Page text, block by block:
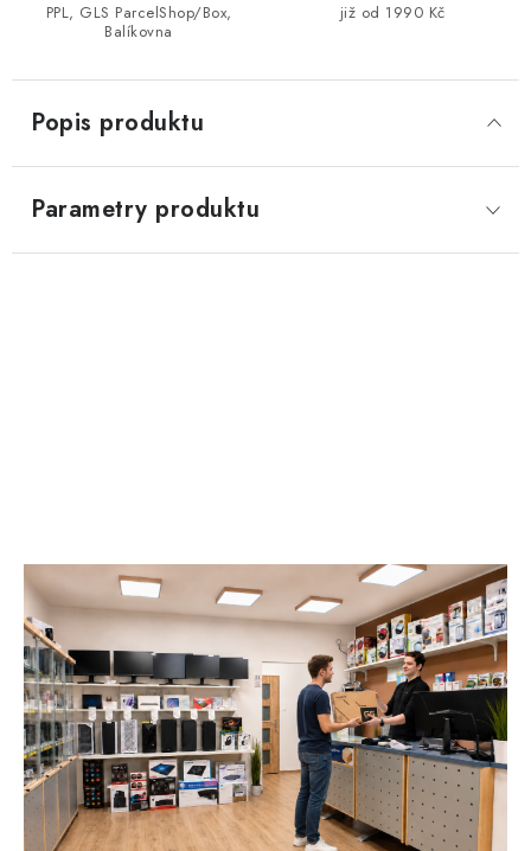
PPL, GLS ParcelShop/Box,
Balíkovna
již od 1990 Kč
Popis produktu
Parametry produktu